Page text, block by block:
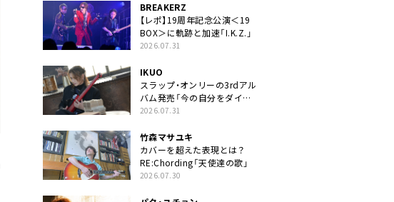
BREAKERZ
【レポ】19周年記念公演＜19
BOX＞に軌跡と加速「I.K.Z.」
2026.07.31
IKUO
スラップ・オンリーの3rdアル
バム発売「今の自分をダイレ
クトに」
2026.07.31
竹森マサユキ
カバーを超えた表現とは？
RE:Chording「天使達の歌」
2026.07.30